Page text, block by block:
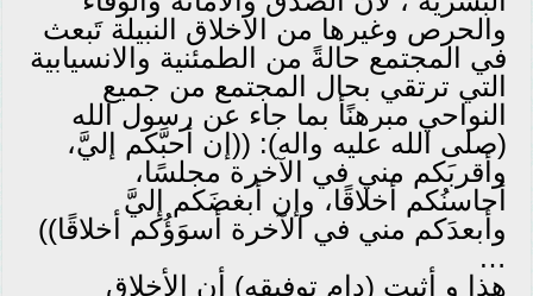
والحرص وغيرها من الاخلاق النبيلة تَبعث
في المجتمع حالةً من الطمئنية والانسيابية
التي ترتقي بحال المجتمع من جميع
النواحي مبرهنًأ بما جاء عن رسول الله
(صلى الله عليه واله): ((إن أحبَّكم إليَّ،
وأقربَكم مني في الآخرة مجلسًا،
أحاسنُكم أخلاقًا، وإن أبغضَكم إليَّ
وأبعدَكم مني في الآخرة أسوَؤُكم أخلاقًا))
…
هذا و أثبت (دام توفيقه) أن الأخلاق